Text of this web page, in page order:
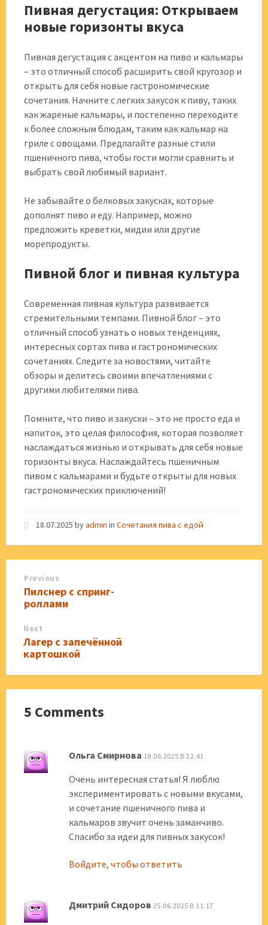
Пивная дегустация: Открываем
новые горизонты вкуса
Пивная дегустация с акцентом на пиво и кальмары
– это отличный способ расширить свой кругозор и
открыть для себя новые гастрономические
сочетания. Начните с легких закусок к пиву, таких
как жареные кальмары, и постепенно переходите
к более сложным блюдам, таким как кальмар на
гриле с овощами. Предлагайте разные стили
пшеничного пива, чтобы гости могли сравнить и
выбрать свой любимый вариант.
Не забывайте о белковых закусках, которые
дополнят пиво и еду. Например, можно
предложить креветки, мидии или другие
морепродукты.
Пивной блог и пивная культура
Современная пивная культура развивается
стремительными темпами. Пивной блог – это
отличный способ узнать о новых тенденциях,
интересных сортах пива и гастрономических
сочетаниях. Следите за новостями, читайте
обзоры и делитесь своими впечатлениями с
другими любителями пива.
Помните, что пиво и закуски – это не просто еда и
напиток, это целая философия, которая позволяет
наслаждаться жизнью и открывать для себя новые
горизонты вкуса. Наслаждайтесь пшеничным
пивом с кальмарами и будьте открыты для новых
гастрономических приключений!
18.07.2025 byadmin in Сочетания пива с едой
Previous
Пилснер с спринг-
роллами
Next
Лагер с запечённой
картошкой
5 Comments
Ольга Смирнова 18.06.2025 В 22:41
Очень интересная статья! Я люблю
экспериментировать с новыми вкусами,
и сочетание пшеничного пива и
кальмаров звучит очень заманчиво.
Спасибо за идеи для пивных закусок!
Войдите, чтобы ответить
Дмитрий Сидоров 25.06.2025 В 11:17